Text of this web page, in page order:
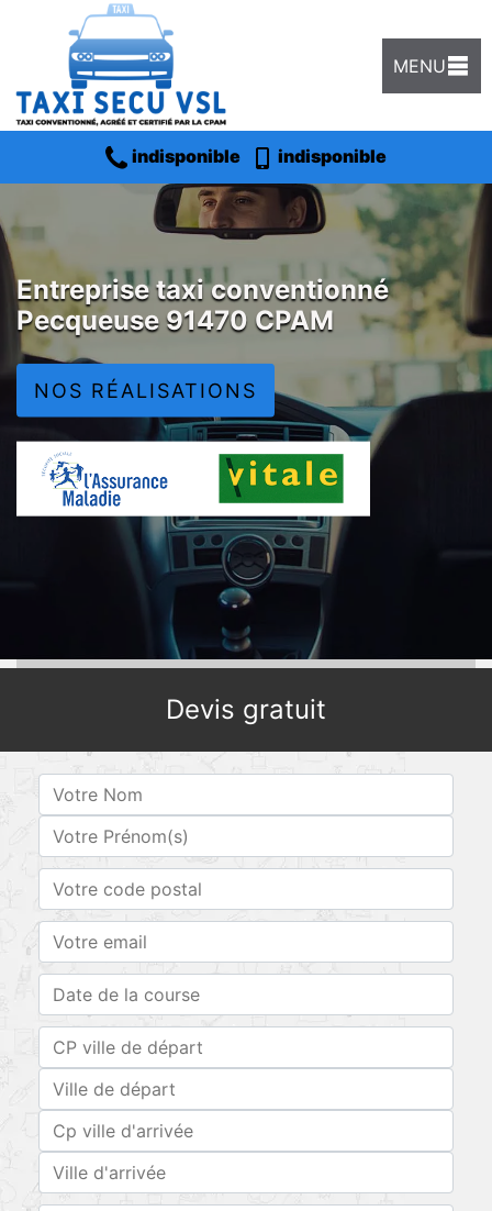
MENU
indisponible indisponible
Entreprise taxi conventionné
Pecqueuse 91470 CPAM
NOS RÉALISATIONS
Devis gratuit